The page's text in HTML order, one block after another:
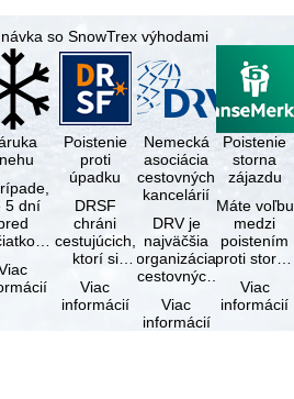
so SnowTrex výhodami
5 dní
(deň
Poistenie
proti
úpadku
DRSF
chráni
cestujúcich,
ktorí si
zájazd
alebo
Viac
informácií
Nemecká
asociácia
cestovných
kancelárií
DRV je
najväčšia
organizácia
cestovných
organizátorov
zájazdov v …
Viac
informácií
Poistenie
storna
zájazdu
Máte voľbu
medzi
poistením
proti stornu
cestovným
Viac
informácií